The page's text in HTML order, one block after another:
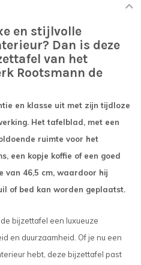
en stijlvolle
Dan is deze
van het
Rootsmann de
en klasse uit met zijn tijdloze
Het tafelblad, met een
ruimte voor het
een kopje koffie of een goed
van 46,5 cm, waardoor hij
of bed kan worden geplaatst.
bijzettafel een luxueuze
en duurzaamheid. Of je nu een
hebt, deze bijzettafel past